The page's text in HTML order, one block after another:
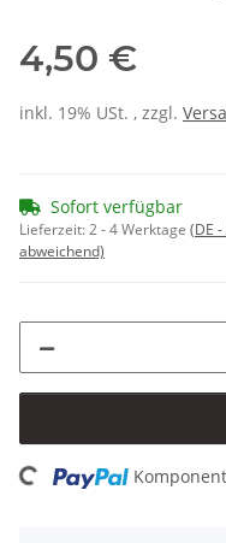
4,50 €
inkl. 19% USt. , zzgl.
Sofort verfügbar
Lieferzeit:2 - 4 Werktage (DE
abweichend)